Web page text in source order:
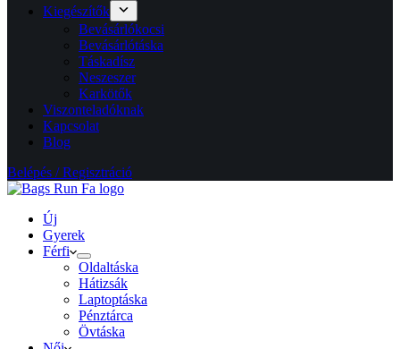
Kiegészítők
Bevásárlókocsi
Bevásárlótáska
Táskadísz
Neszeszer
Karkötők
Viszonteladóknak
Kapcsolat
Blog
Belépés / Regisztráció
Új
Gyerek
Férfi
Oldaltáska
Hátizsák
Laptoptáska
Pénztárca
Övtáska